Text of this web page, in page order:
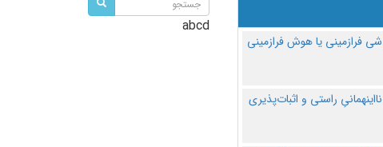
شی فرازمینی یا هوش فرازمینی
نااینهمانیِ راستی و اثبات‌پذیری
abcd